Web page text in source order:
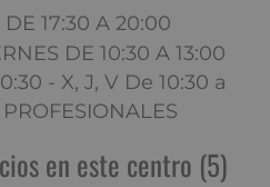
DE 17:30 A 20:00
DE 10:30 A 13:00
- X, J, V De 10:30 a
en este centro (5)